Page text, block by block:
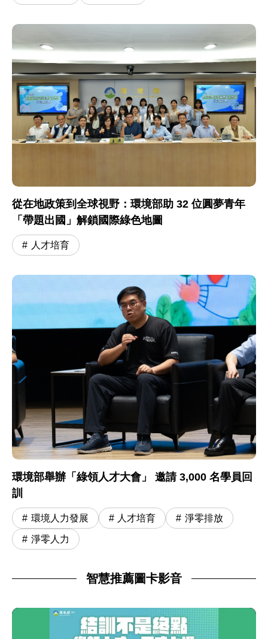
從在地政策到全球視野：環境部助 32 位圓夢青年
「帶題出國」解鎖國際綠色地圖
人才培育
環境部舉辦「綠領人才大會」 邀請 3,000 名學員回
訓
環境人力發展 人才培育 淨零排放
淨零人力
智慧推薦圖卡影音